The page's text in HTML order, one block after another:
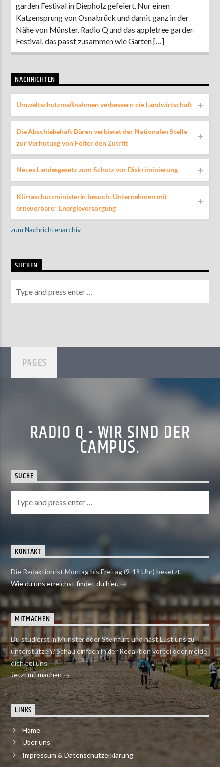
garden Festival in Diepholz gefeiert. Nur einen
Katzensprung von Osnabrück und damit ganz in der
Nähe von Münster. Radio Q und das appletree garden
Festival, das passt zusammen wie Garten […]
NACHRICHTEN
Umweltschutzmaßnahmen verbessern die Landwirtschaft
Die Abschiebehaft Büren verbietet der Nationalen Stelle
zur Verhütung von Folter den Zutritt
Neues Landesgesetz zum Schutz vor Diskriminierung
Klimaschutzministerin besucht Unternehmen mit
erneuerbarer Energieversorgung
zum Nachrichtenarchiv
SUCHEN
PAGES
RADIO Q - WIR SIND DER
CAMPUS.
SUCHE
KONTAKT
Die Redaktion ist Montag bis Freitag (9-19 Uhr) besetzt.
Wie du uns erreichst findet du hier.
MITMACHEN
Du studierst in Münster oder Steinfurt und hast Lust uns zu
unterstützen? Schau einfach in der Redaktion vorbei oder melde
dich bei uns.
Jetzt mitmachen
LINKS
Home
Über uns
Impressum & Datenschutzerklärung